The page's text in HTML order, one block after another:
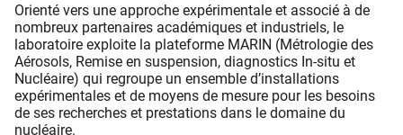
Orienté vers une approche expérimentale et associé à de
nombreux partenaires académiques et industriels, le
laboratoire exploite la plateforme MARIN (Métrologie des
Aérosols, Remise en suspension, diagnostics In-situ et
Nucléaire) qui regroupe un ensemble d’installations
expérimentales et de moyens de mesure pour les besoins
de ses recherches et prestations dans le domaine du
nucléaire.